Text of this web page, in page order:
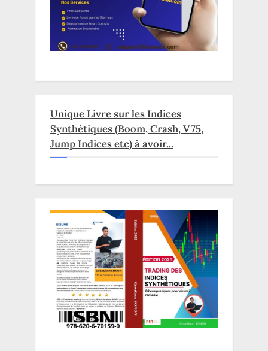
Unique Livre sur les Indices
Synthétiques (Boom, Crash, V75,
Jump Indices etc) à avoir...